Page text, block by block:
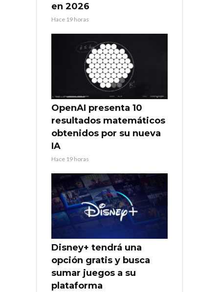
en 2026
Hace 19 horas
OpenAI presenta 10
resultados matemáticos
obtenidos por su nueva
IA
Hace 19 horas
Disney+ tendrá una
opción gratis y busca
sumar juegos a su
plataforma